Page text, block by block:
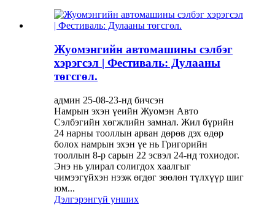
Жуомэнгийн автомашины сэлбэг
хэрэгсэл | Фестиваль: Дулааны
төгсгөл.
админ 25-08-23-нд бичсэн
Намрын эхэн үеийн Жуомэн Авто
Сэлбэгийн хөгжлийн замнал. Жил бүрийн
24 нарны тооллын арван дөрөв дэх өдөр
болох намрын эхэн үе нь Григорийн
тооллын 8-р сарын 22 эсвэл 24-нд тохиодог.
Энэ нь улирал солигдох хаалгыг
чимээгүйхэн нээж өгдөг зөөлөн түлхүүр шиг
юм...
Дэлгэрэнгүй унших